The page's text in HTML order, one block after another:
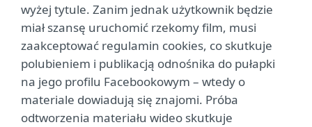
wyżej tytule. Zanim jednak użytkownik będzie
miał szansę uruchomić rzekomy film, musi
zaakceptować regulamin cookies, co skutkuje
polubieniem i publikacją odnośnika do pułapki
na jego profilu Facebookowym – wtedy o
materiale dowiadują się znajomi. Próba
odtworzenia materiału wideo skutkuje